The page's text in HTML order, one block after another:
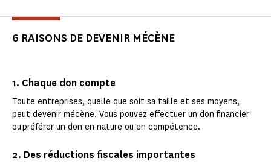
6 RAISONS DE DEVENIR MÉCÈNE
1. Chaque don compte
Toute entreprises, quelle que soit sa taille et ses moyens,
peut devenir mécène. Vous pouvez effectuer un don financier
ou préférer un don en nature ou en compétence.
2. Des réductions fiscales importantes